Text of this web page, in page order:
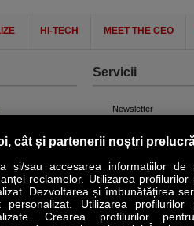
HI-TECH MEET THE CEO
Servicii
Newsletter
cât și partenerii noștri
și/sau accesarea informațiilor
reclamelor. Utilizarea
Dezvoltarea și îmbunătățirea
personalizat. Utilizarea profilurilor
Crearea profilurilor